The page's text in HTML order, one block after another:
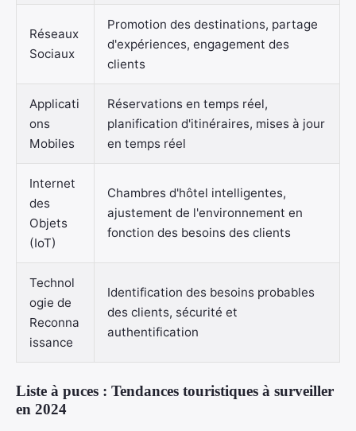
Réseaux
Sociaux
Promotion des destinations, partage
d'expériences, engagement des
clients
Applicati
ons
Mobiles
Réservations en temps réel,
planification d'itinéraires, mises à jour
en temps réel
Internet
des
Objets
(IoT)
Chambres d'hôtel intelligentes,
ajustement de l'environnement en
fonction des besoins des clients
Technol
ogie de
Reconna
issance
Identification des besoins probables
des clients, sécurité et
authentification
Liste à puces : Tendances touristiques à surveiller
en 2024